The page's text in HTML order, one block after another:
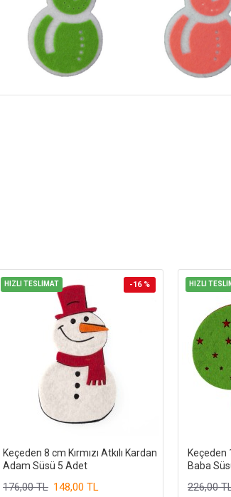
HIZLI TESLİMAT -16 %
Keçeden 8 cm Kırmızı Atkılı Kardan
Adam Süsü 5 Adet
148,00 TL
176,00 TL
HIZLI
Keçeden
Baba
226,00